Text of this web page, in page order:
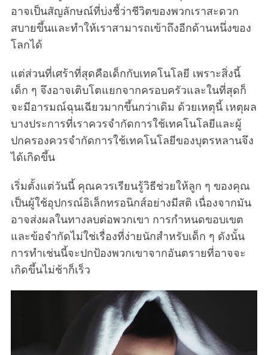
อาจเป็นสัญลักษณ์ที่บ่งชี้ว่าชีวิตของพวกเราสะดวก
สบายขึ้นและทำให้เราสามารถเข้าถึงอีกด้านหนึ่งของ
โลกได้
แต่ส่วนที่เศร้าที่สุดคือเด็กกับเทคโนโลยี เพราะสิ่งนี้
เด็ก ๆ จึงอาจเติบโตแยกจากครอบครัวและในที่สุดก็
จะมีอารมณ์ฉุนเฉียวมากขึ้นกว่าเดิม ด้วยเหตุนี้ เหตุผล
บางประการที่เราควรจำกัดการใช้เทคโนโลยีและผู้
ปกครองควรจำกัดการใช้เทคโนโลยีของบุตรหลานจึง
ได้เกิดขึ้น
เริ่มตั้งแต่วันนี้ คุณควรเรียนรู้วิธีช่วยให้ลูก ๆ ของคุณ
เป็นผู้ใช้อุปกรณ์อิเล็กทรอนิกส์อย่างมีสติ เนื่องจากมัน
อาจส่งผลในทางลบต่อพวกเขา การกำหนดขอบเขต
และข้อจำกัดไม่ใช่เรื่องที่ง่ายนักสำหรับเด็ก ๆ ดังนั้น
การทำเช่นนี้จะปกป้องพวกเขาจากอันตรายที่อาจจะ
เกิดขึ้นไม่ช้าก็เร็ว